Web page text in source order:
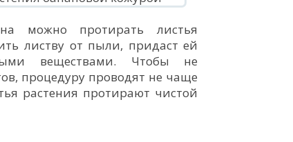
можно протирать листья
листву от пыли, придаст ей
веществами. Чтобы не
процедуру проводят не чаще
растения протирают чистой